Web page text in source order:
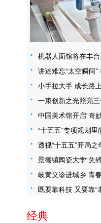
机器人面馆将在丰
讲述难忘“太空瞬间”
小手拉大手 成长路
一束创新之光照亮三
中国美术馆开启“奇
“十五五”专项规划里
透视“十五五”开局之
景德镇陶瓷大学“先
岐黄义诊进城乡 青
既要靠科技 又要靠“
经典